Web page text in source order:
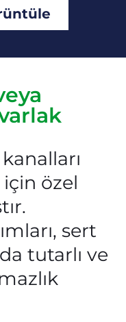
özel
sert
tutarlı ve